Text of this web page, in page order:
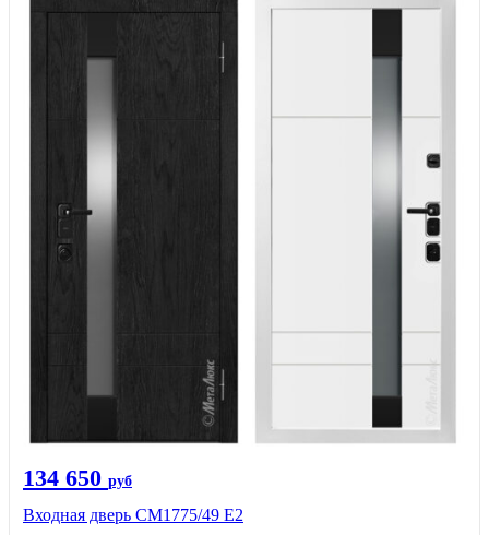
134 650 руб
Входная дверь СМ1775/49 Е2